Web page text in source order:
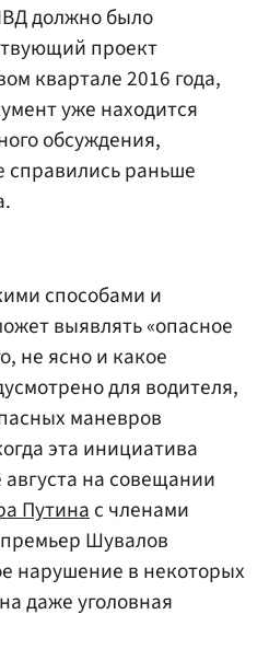
должно было
проект
квартале 2016 года,
уже находится
обсуждения,
справились раньше
способами и
выявлять «опасное
не ясно и какое
для водителя,
маневров
эта инициатива
на совещании
Путинас членами
Шувалов
нарушение в некоторых
даже уголовная